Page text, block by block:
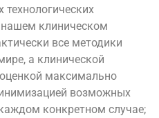
технологических
клиническом
все методики
а клинической
максимально
возможных
конкретном случае;